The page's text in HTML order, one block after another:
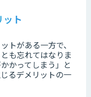
ット
トがある一方で、
も忘れてはなりま
かってしまう」と
るデメリットの一